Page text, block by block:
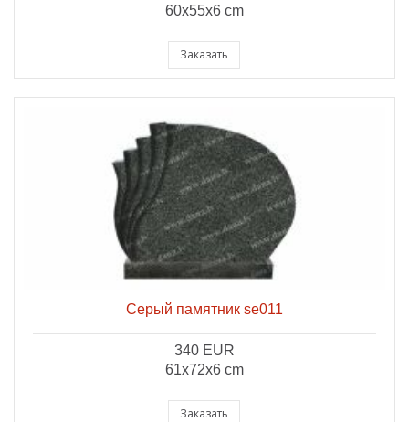
60x55x6 cm
Заказать
Серый памятник se011
340 EUR
61x72x6 cm
Заказать